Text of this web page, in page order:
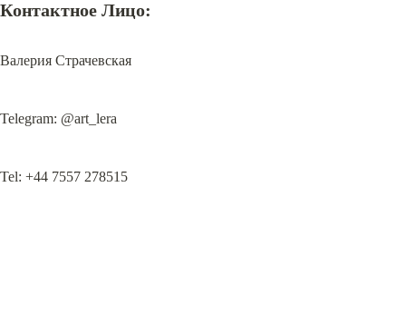
Контактное Лицо:
Валерия Страчевская
Telegram: @art_lera
Tel: +44 7557 278515